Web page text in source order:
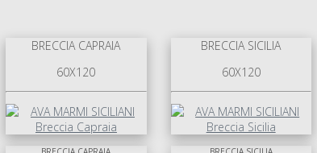
BRECCIA CAPRAIA
60X120
BRECCIA SICILIA
60X120